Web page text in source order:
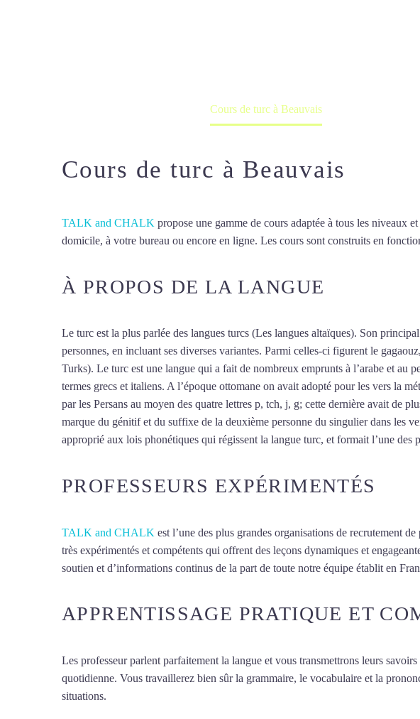
Cours de turc à Beauvais
Cours de turc à Beauvais
TALK and CHALK propose une gamme de cours adaptée à tous les niveaux
domicile, à votre bureau ou encore en ligne. Les cours sont construits en
À PROPOS DE LA LANGUE
Le turc est la plus parlée des langues turcs (Les langues altaïques). Son
personnes, en incluant ses diverses variantes. Parmi celles-ci figurent le
Turks). Le turc est une langue qui a fait de nombreux emprunts à l’arabe et au
termes grecs et italiens. A l’époque ottomane on avait adopté pour les vers la
par les Persans au moyen des quatre lettres p, tch, j, g; cette dernière avait de
marque du génitif et du suffixe de la deuxième personne du singulier dans les
approprié aux lois phonétiques qui régissent la langue turc, et formait l’une des
PROFESSEURS EXPÉRIMENTÉS
TALK and CHALK est l’une des plus grandes organisations de recrutement
très expérimentés et compétents qui offrent des leçons dynamiques et
soutien et d’informations continus de la part de toute notre équipe établit en
APPRENTISSAGE PRATIQUE ET
Les professeur parlent parfaitement la langue et vous transmettrons leurs
quotidienne. Vous travaillerez bien sûr la grammaire, le vocabulaire et la
situations.